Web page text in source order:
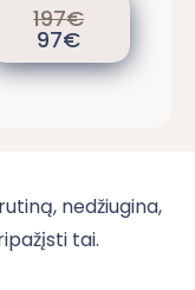
197€
97€
nedžiugina,
tai.